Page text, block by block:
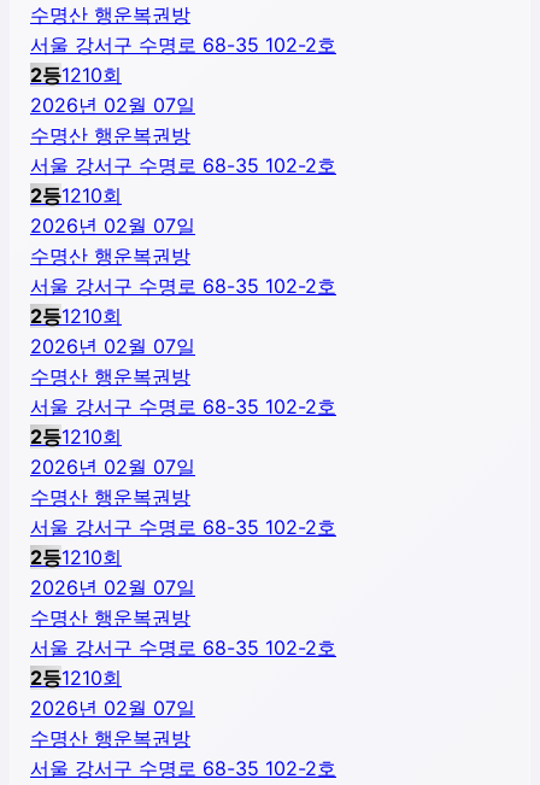
수명산 행운복권방
서울 강서구 수명로 68-35 102-2호
2등1210회
2026년 02월 07일
수명산 행운복권방
서울 강서구 수명로 68-35 102-2호
2등1210회
2026년 02월 07일
수명산 행운복권방
서울 강서구 수명로 68-35 102-2호
2등1210회
2026년 02월 07일
수명산 행운복권방
서울 강서구 수명로 68-35 102-2호
2등1210회
2026년 02월 07일
수명산 행운복권방
서울 강서구 수명로 68-35 102-2호
2등1210회
2026년 02월 07일
수명산 행운복권방
서울 강서구 수명로 68-35 102-2호
2등1210회
2026년 02월 07일
수명산 행운복권방
서울 강서구 수명로 68-35 102-2호